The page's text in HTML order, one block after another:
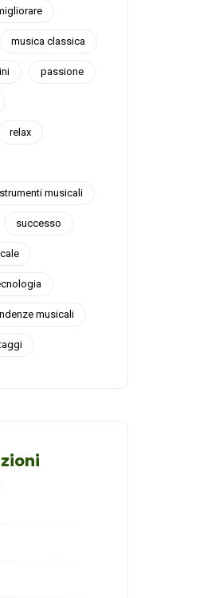
musica classica
passione
relax
strumenti musicali
successo
musicali